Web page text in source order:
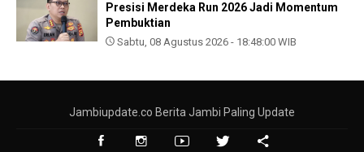
Presisi Merdeka Run 2026 Jadi Momentum
Pembuktian
Sabtu, 08 Agustus 2026 - 18:48:00 WIB
Jambiupdate.co Berita Jambi Paling Update